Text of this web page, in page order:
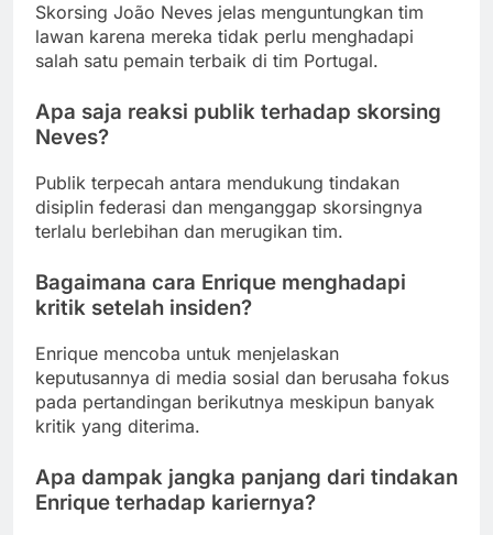
Skorsing João Neves jelas menguntungkan tim
lawan karena mereka tidak perlu menghadapi
salah satu pemain terbaik di tim Portugal.
Apa saja reaksi publik terhadap skorsing
Neves?
Publik terpecah antara mendukung tindakan
disiplin federasi dan menganggap skorsingnya
terlalu berlebihan dan merugikan tim.
Bagaimana cara Enrique menghadapi
kritik setelah insiden?
Enrique mencoba untuk menjelaskan
keputusannya di media sosial dan berusaha fokus
pada pertandingan berikutnya meskipun banyak
kritik yang diterima.
Apa dampak jangka panjang dari tindakan
Enrique terhadap kariernya?